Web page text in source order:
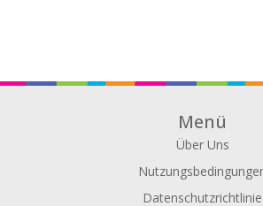
Menü
Über Uns
Datenschutzrichtlinie